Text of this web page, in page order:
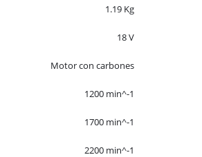
1.19 Kg
18 V
Motor con carbones
1200 min^-1
1700 min^-1
2200 min^-1